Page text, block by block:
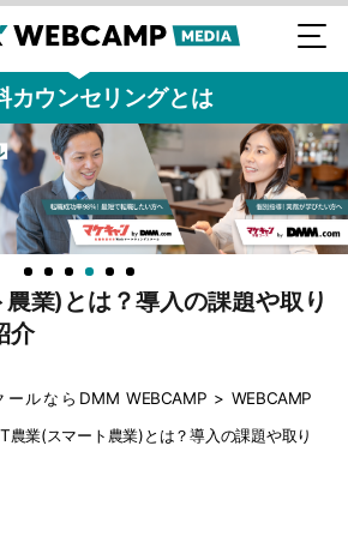
カウンセリングとは
業)とは？導入の課題や取り
介
ルならDMM WEBCAMP > WEBCAMP
農業(スマート農業)とは？導入の課題や取り